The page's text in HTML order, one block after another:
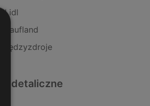
Lidl
Kaufland
detaliczne